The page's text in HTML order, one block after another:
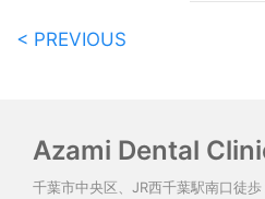
< PREVIOUS
Azami Dental
千葉市中央区、JR西千葉駅南口徒歩